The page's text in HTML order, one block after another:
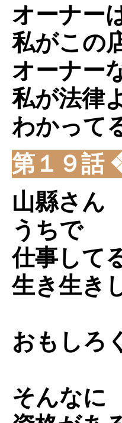
オーナー
私がこの
オーナー
私が法律
わかって
第１９話
山縣さん
うちで
仕事して
生き生き
おもしろ
そんなに